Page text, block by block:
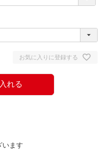
お気に入りに登録する
れる
います